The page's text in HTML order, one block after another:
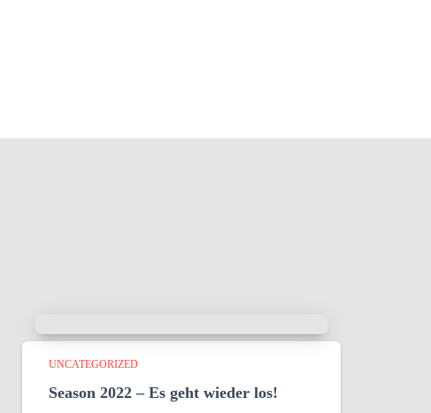
UNCATEGORIZED
Season 2022 – Es geht wieder los!